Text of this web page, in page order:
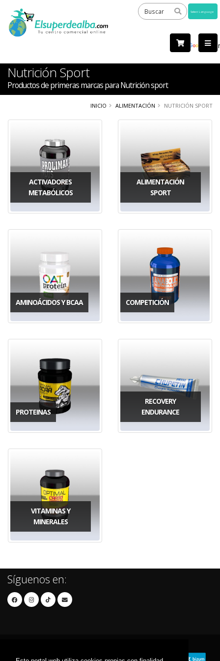
by
Nutrición Sport
Productos de primeras marcas para Nutrición sport
INICIO ALIMENTACIÓN NUTRICIÓN SPORT
ACTIVADORES
METABÓLICOS
ALIMENTACIÓN
SPORT
AMINOÁCIDOS Y BCAA COMPETICIÓN
PROTEINAS
RECOVERY
ENDURANCE
VITAMINAS Y
MINERALES
Síguenos en: